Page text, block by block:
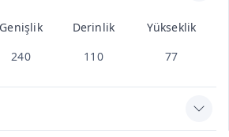
Genişlik Derinlik
Yükseklik
240 110 77